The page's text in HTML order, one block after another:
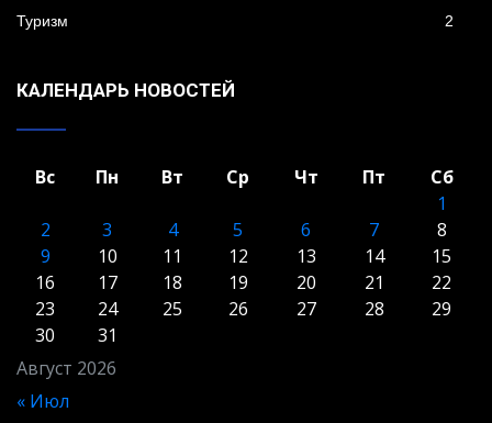
Туризм 2
КАЛЕНДАРЬ НОВОСТЕЙ
Август 2026
Вс Пн Вт Ср Чт Пт
Сб
1
2
3 4 5 6 7
8
9
10 11 12 13 14
15
16
17 18 19 20 21
22
23
24 25 26 27 28
29
30
31
« Июл